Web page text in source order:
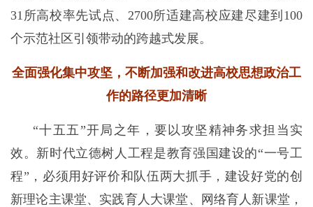
31所高校率先试点、2700所适建高校应建尽建到100
个示范社区引领带动的跨越式发展。
全面强化集中攻坚，不断加强和改进高校思想政治工
作的路径更加清晰
“十五五”开局之年，要以攻坚精神务求担当实
效。新时代立德树人工程是教育强国建设的“一号工
程”，必须用好评价和队伍两大抓手，建设好党的创
新理论主课堂、实践育人大课堂、网络育人新课堂，